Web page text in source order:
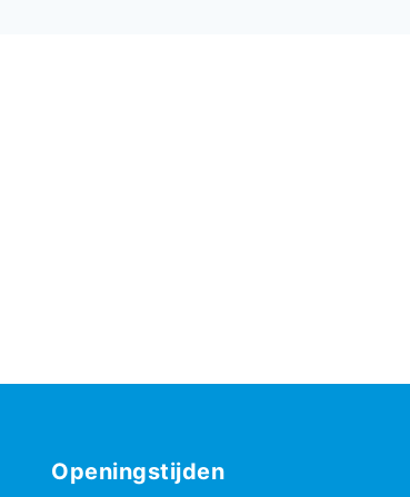
Openingstijden